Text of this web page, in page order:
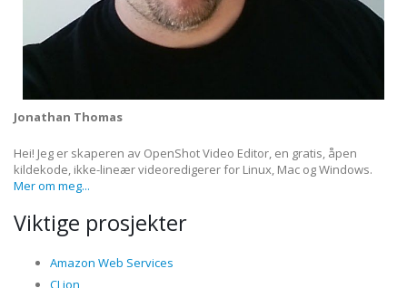
Jonathan Thomas
Hei! Jeg er skaperen av OpenShot Video Editor, en gratis, åpen
kildekode, ikke-lineær videoredigerer for Linux, Mac og Windows.
Mer om meg...
Viktige prosjekter
Amazon Web Services
CLion